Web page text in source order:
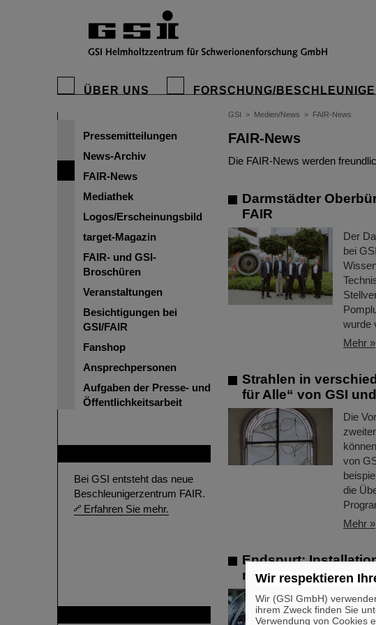
ÜBER UNS FORSCHUNG/
Pressemitteilungen
News-Archiv
FAIR-News
Mediathek
Logos/Erscheinungsbild
target-Magazin
FAIR- und GSI-
Broschüren
Veranstaltungen
Besichtigungen bei
GSI/FAIR
Fanshop
Ansprechpersonen
Aufgaben der Presse- und
Öffentlichkeitsarbeit
Bei GSI entsteht das neue
Beschleunigerzentrum FAIR.
Erfahren Sie mehr.
GSI > Medien/News > FAIR-News
FAIR-News
Die FAIR-News werden
Darmstädter
FAIR
Der
bei
wurde
Mehr »
Strahlen in
für Alle“ von GSI
Die
von
die
Mehr »
Endspurt:
näher
Wir respektieren
Wir (GSI GmbH)
ihrem Zweck finden Sie
Verwendung von Cookies